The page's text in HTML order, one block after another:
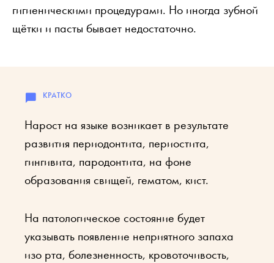
гигиеническими процедурами. Но иногда зубной
щётки и пасты бывает недостаточно.
Нарост на языке возникает в результате
развития периодонтита, периостита,
гингивита, пародонтита, на фоне
образования свищей, гематом, кист.
На патологическое состояние будет
указывать появление неприятного запаха
изо рта, болезненность, кровоточивость,